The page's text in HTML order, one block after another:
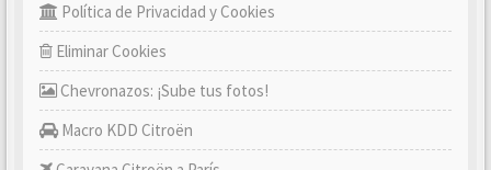
Política de Privacidad y Cookies
Eliminar Cookies
Chevronazos: ¡Sube tus fotos!
Macro KDD Citroën